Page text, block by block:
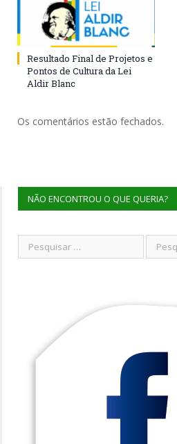
Resultado Final de Projetos e
Pontos de Cultura da Lei
Aldir Blanc
Os comentários estão fechados.
NÃO ENCONTROU O QUE QUERIA?